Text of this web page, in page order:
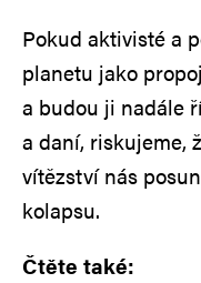
Pokud aktivisté a
planetu jako
a budou ji nadále
a daní, riskujeme,
vítězství nás
kolapsu.
Čtěte také: